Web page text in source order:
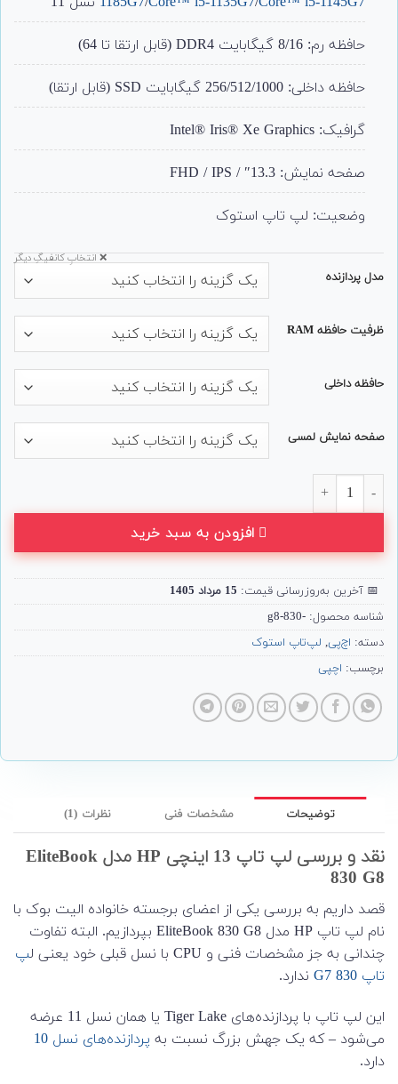
حافظه رم: 8/16 گیگابایت DDR4 (قابل ارتقا تا 64)
حافظه داخلی: 256/512/1000 گیگابایت SSD (قابل ارتقا)
گرافیک: Intel® Iris® Xe Graphics
صفحه نمایش: 13.3″ / FHD / IPS
وضعیت: لپ تاپ استوک
مدل پردازنده
ظرفیت حافظه RAM
حافظه داخلی
صفحه نمایش لمسی
❌ انتخابِ کانفیگِ دیگر
لپ تاپ 13 اینچی HP مدل EliteBook 830 G8 عدد
افزودن به سبد خرید
📅 آخرین به‌روزرسانی قیمت: 15 مرداد 1405
شناسه محصول: -830-g8
دسته: اچ‌پی, لپ‌تاپ استوک
برچسب: اچپی
توضیحات مشخصات فنی نظرات (1)
نقد و بررسی لپ تاپ 13 اینچی HP مدل EliteBook
830 G8
قصد داریم به بررسی یکی از اعضای برجسته خانواده الیت بوک با
نام لپ تاپ HP مدل EliteBook 830 G8 بپردازیم. البته تفاوت
چندانی به جز مشخصات فنی و CPU با نسل قبلی خود یعنی ل
پ
تاپ 830 G7
ندارد.
این لپ تاپ با پردازنده‌های Tiger Lake یا همان نسل 11 عرضه
می‌شود – که یک جهش بزرگ نسبت به پردازنده‌های نسل 10
دارد.